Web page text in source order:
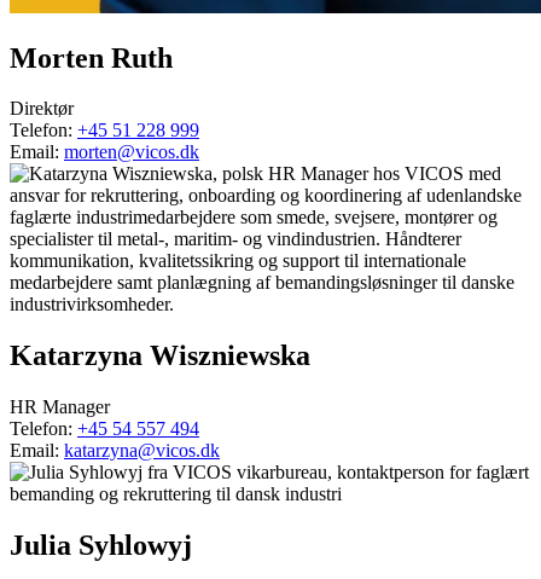
Morten Ruth
Direktør
Telefon: +45 51 228 999
Email: morten@vicos.dk
Katarzyna Wiszniewska
HR Manager
Telefon: +45 54 557 494
Email: katarzyna@vicos.dk
Julia Syhlowyj